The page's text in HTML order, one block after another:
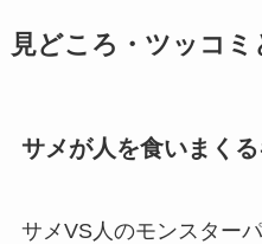
見どころ・ツッコミ
サメが人を食いまく
サメVS人のモンスター